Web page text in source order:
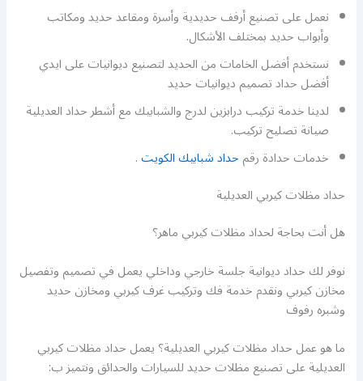
نعمل على تصنيع أرفف حديدية وأسرة ومقاعد حديد ومكاتب
وأبواب حديد بمختلف الأشكال.
نستخدم أفضل الخامات من الحديد لتصنيع ديوانيات على ايدي
أفضل حداد تصميم ديوانيات حديد
لدينا خدمة تركيب درابزين لدرج والشبابيك مع أشطر حداد العديلية
صيانة تصليح تركيب.
خدمات حدادة رقمحداد شبابيك الكويت.
حداد مظلات كيربي العديلية
هل أنت بحاجة لحداد مظلات كيربي ماهر؟
نوفر لك حداد ديوانية جلسة خارجي وداخلي يعمل في تصميم وتفصيل
مخازن كيربي ونقدم خدمة فك وتركيب غرف كيربي ومخازن حديد
وشبره رفوف
ما هو عمل حداد مظلات كيربي العديلية؟ يعمل حداد مظلات كيربي
العديلية على تصنيع مظلات حديد للسيارات والحدائق ونتميز ب: